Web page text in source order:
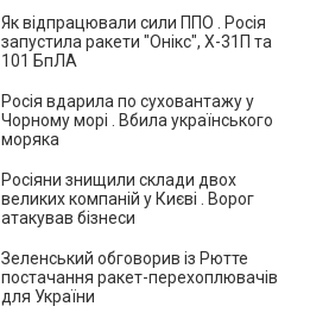
Як відпрацювали сили ППО . Росія
запустила ракети "Онікс", Х-31П та
101 БпЛА
Росія вдарила по суховантажу у
Чорному морі . Вбила українського
моряка
Росіяни знищили склади двох
великих компаній у Києві . Ворог
атакував бізнеси
Зеленський обговорив із Рютте
постачання ракет-перехоплювачів
для України